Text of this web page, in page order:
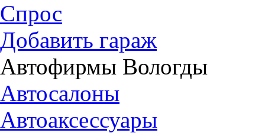
Спрос
Добавить гараж
Автофирмы Вологды
Автосалоны
Автоаксессуары